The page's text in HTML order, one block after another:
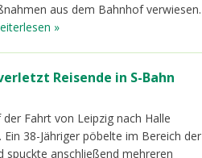
aus dem Bahnhof verwiesen.
»
Reisende in S-Bahn
Fahrt von Leipzig nach Halle
38-Jähriger pöbelte im Bereich der
spuckte anschließend mehreren